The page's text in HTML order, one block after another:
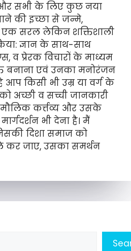
सभी के लिए कुछ नया
की इच्छा से जन्मे,
एक सरल लेकिन शक्तिशाली
ज्ञान के साथ-साथ
व प्रेरक विचारों के माध्यम
बनाना एवं उनका मनोरंजन
आप किसी भी उम्र या वर्ग के
अच्छी व सच्ची जानकारी
कर्त्तव्य और उसके
भी देना है। मैं
दिशा समाज को
कर जाए, उसका समर्थन